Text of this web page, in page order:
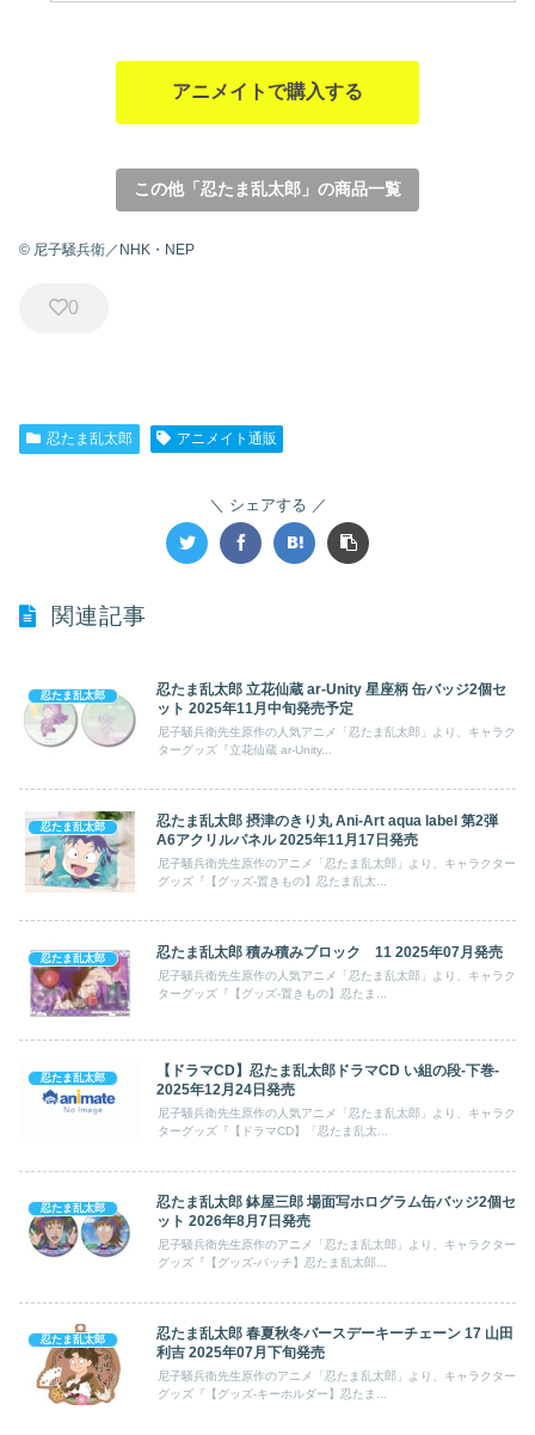
アニメイトで購入する
この他「忍たま乱太郎」の商品一覧
© 尼子騒兵衛／NHK・NEP
0
忍たま乱太郎 アニメイト通販
シェアする
関連記事
忍たま乱太郎
忍たま乱太郎 立花仙蔵 ar-Unity 星座柄 缶バッジ2個セ
ット 2025年11月中旬発売予定
尼子騒兵衛先生原作の人気アニメ「忍たま乱太郎」より、キャラク
ターグッズ『立花仙蔵 ar-Unity...
忍たま乱太郎
忍たま乱太郎 摂津のきり丸 Ani-Art aqua label 第2弾
A6アクリルパネル 2025年11月17日発売
尼子騒兵衛先生原作のアニメ「忍たま乱太郎」より、キャラクター
グッズ『【グッズ-置きもの】忍たま乱太...
忍たま乱太郎 忍たま乱太郎 積み積みブロック 11 2025年07月発売
尼子騒兵衛先生原作の人気アニメ「忍たま乱太郎」より、キャラク
ターグッズ『【グッズ-置きもの】忍たま...
忍たま乱太郎
【ドラマCD】忍たま乱太郎ドラマCD い組の段-下巻-
2025年12月24日発売
尼子騒兵衛先生原作の人気アニメ「忍たま乱太郎」より、キャラク
ターグッズ『【ドラマCD】「忍たま乱太...
忍たま乱太郎
忍たま乱太郎 鉢屋三郎 場面写ホログラム缶バッジ2個セ
ット 2026年8月7日発売
尼子騒兵衛先生原作のアニメ「忍たま乱太郎」より、キャラクター
グッズ『【グッズ-バッチ】忍たま乱太郎...
忍たま乱太郎
忍たま乱太郎 春夏秋冬バースデーキーチェーン 17 山田
利吉 2025年07月下旬発売
尼子騒兵衛先生原作のアニメ「忍たま乱太郎」より、キャラクター
グッズ『【グッズ-キーホルダー】忍たま...